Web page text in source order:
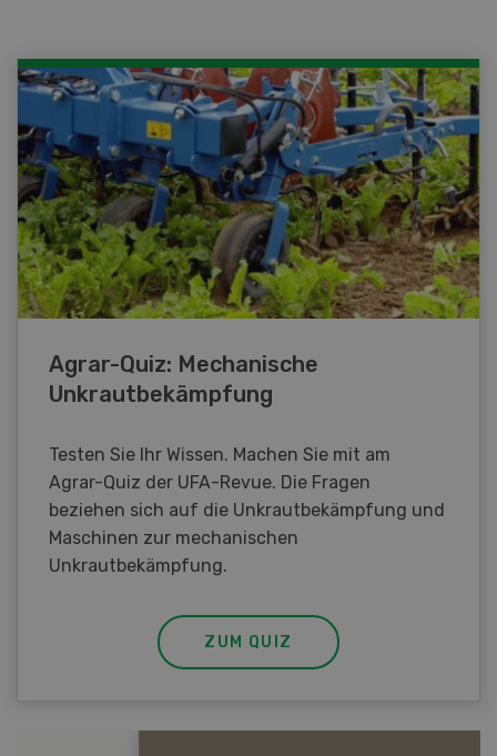
Agrar-Quiz: Mechanische
Unkrautbekämpfung
Testen Sie Ihr Wissen. Machen Sie mit am
Agrar-Quiz der UFA-Revue. Die Fragen
beziehen sich auf die Unkrautbekämpfung und
Maschinen zur mechanischen
Unkrautbekämpfung.
ZUM QUIZ